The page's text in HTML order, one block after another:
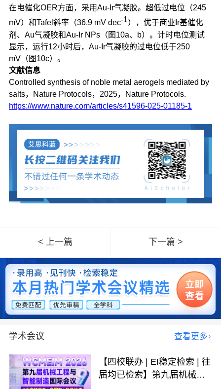
在电催化OER方面，采用Au-Ir气凝胶。超低过电位（245
mV）和Tafel斜率（36.9 mV dec-1），优于商业Ir基催化
剂、Au气凝胶和Au-Ir NPs（图10a、b）。计时电位测试
显示，运行12小时后，Au-Ir气凝胶的过电位低于250
mV（图10c）。
文献信息
Controlled synthesis of noble metal aerogels mediated by
salts，Nature Protocols，2025，Nature Protocols.
https://www.nature.com/articles/s41596-025-01185-1
< 上一篇 下一篇 >
学术会议 查看更多
【四校联办 | EI稳定检索 | 往
届均已检索】第九届机械工